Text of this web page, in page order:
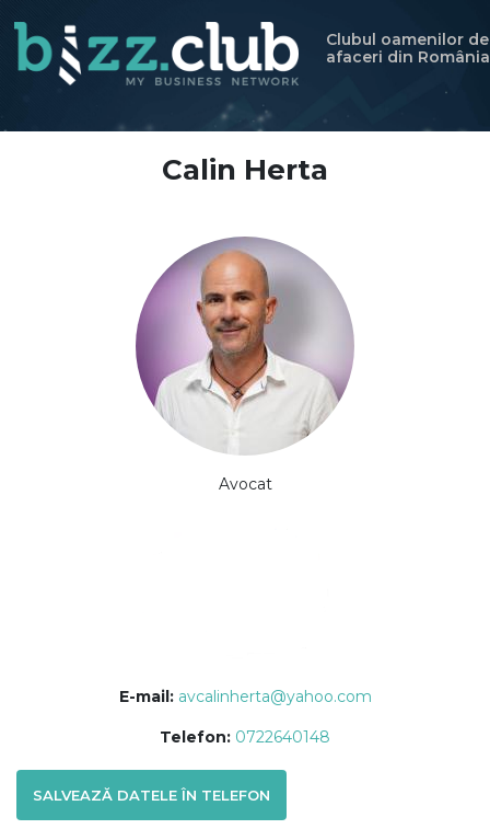
Clubul oamenilor de
afaceri din România
Calin Herta
Avocat
E-mail: avcalinherta@yahoo.com
Telefon: 0722640148
SALVEAZĂ DATELE ÎN TELEFON